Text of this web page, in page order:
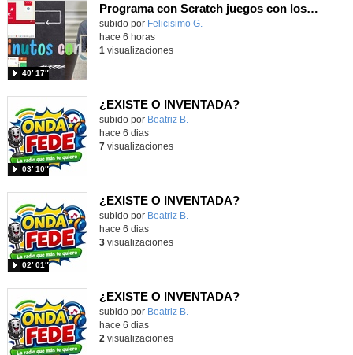
Programa con Scratch juegos con los partidos del mundial 2026 ganados por España
Contenido educativo.
subido por Felicisimo G.
40′ 17″
hace 6 horas
1 visualizaciones
¿EXISTE O INVENTADA?
Contenido educativo.
subido por Beatriz B.
03′ 10″
hace 6 dias
7visualizaciones
¿EXISTE O INVENTADA?
Contenido educativo.
subido por Beatriz B.
02′ 01″
hace 6 dias
3visualizaciones
¿EXISTE O INVENTADA?
Contenido educativo.
subido por Beatriz B.
hace 6 dias
2 visualizaciones